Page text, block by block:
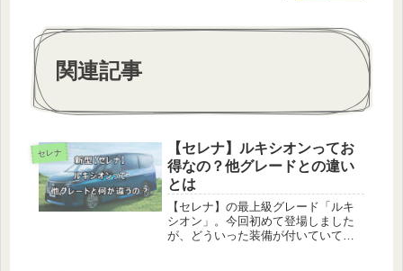
関連記事
セレナ
【セレナ】ルキシオンってお
得なの？他グレードとの違い
とは
【セレナ】の最上級グレード「ルキ
シオン」。今回初めて登場しました
が、どういった装備が付いていて、